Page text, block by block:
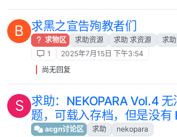
B 求黑之宣告殉教者们
求物区 求助资源 求助 求资源
求助
1
2025年7月15日 下午3:54
尚无回复
S 求助：NEKOPARA Vol.4
题，可载入存档，但是没有
acgn讨论区 求助
nekopara